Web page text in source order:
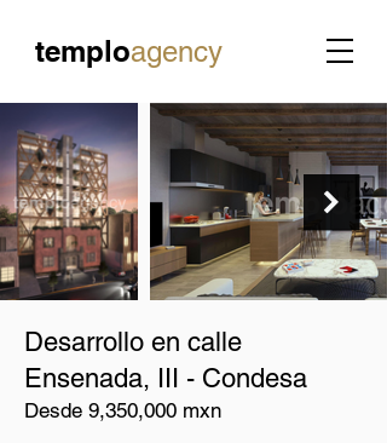
temploagency
Desarrollo en calle
Ensenada, III - Condesa
Desde 9,350,000 mxn